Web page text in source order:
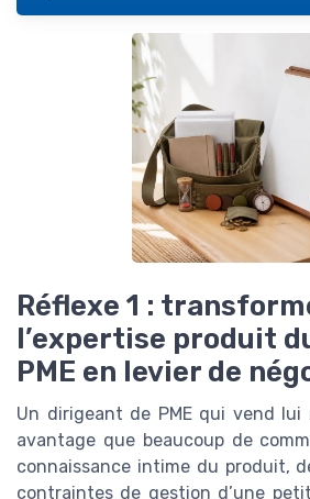
Réflexe 1 :
l’expertise produit
PME en levier de
Un dirigeant de PME qui vend lui
avantage que beaucoup de
connaissance intime du produit,
contraintes de gestion d’une